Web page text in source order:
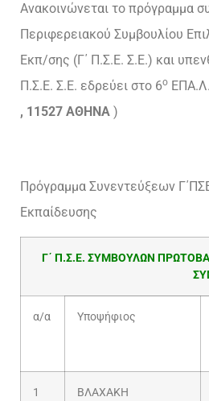
Ανακοινώνεται το πρόγραμμα
Περιφερειακού Συμβουλίου
Εκπ/σης (Γ΄ Π.Σ.Ε. Σ.Ε.) και
Π.Σ.Ε. Σ.Ε. εδρεύει στο 6ο
, 11527 ΑΘΗΝΑ )
Πρόγραμμα Συνεντεύξεων
Εκπαίδευσης
Γ΄ Π.Σ.Ε. ΣΥΜΒΟΥΛΩΝ
α/α Υποψήφιος
1
ΒΛΑΧΑΚΗ